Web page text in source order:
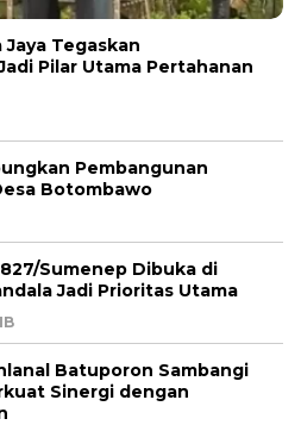
Tegaskan
Pilar Utama Pertahanan
Pembangunan
Botombawo
Sumenep Dibuka di
Jadi Prioritas Utama
Batuporon Sambangi
Sinergi dengan